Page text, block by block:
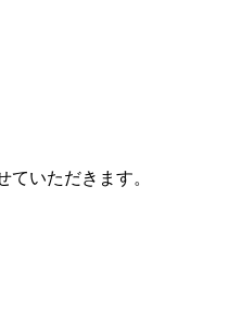
ていただきます。